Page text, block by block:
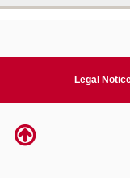
Legal